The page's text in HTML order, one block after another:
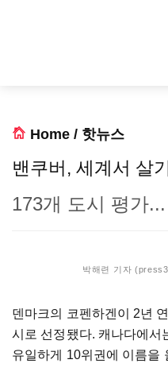
Home / 핫뉴스
밴쿠버, 세계서 살
173개 도시 평가
박해련 기자
덴마크의 코펜하겐이 2년
시로 선정됐다. 캐나다에서
유일하게 10위권에 이름을